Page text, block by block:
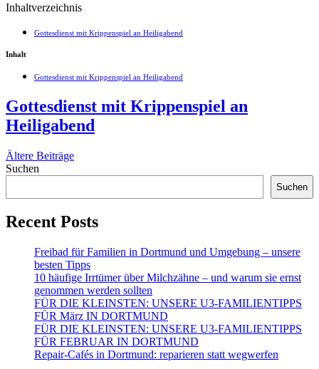
Inhaltverzeichnis
Gottesdienst mit Krippenspiel an Heiligabend
Inhalt
Gottesdienst mit Krippenspiel an Heiligabend
Gottesdienst mit Krippenspiel an
Heiligabend
Beitragsnavigation
Ältere Beiträge
Suchen
Suchen
Recent Posts
Freibad für Familien in Dortmund und Umgebung – unsere
besten Tipps
10 häufige Irrtümer über Milchzähne – und warum sie ernst
genommen werden sollten
FÜR DIE KLEINSTEN: UNSERE U3-FAMILIENTIPPS
FÜR März IN DORTMUND
FÜR DIE KLEINSTEN: UNSERE U3-FAMILIENTIPPS
FÜR FEBRUAR IN DORTMUND
Repair-Cafés in Dortmund: reparieren statt wegwerfen